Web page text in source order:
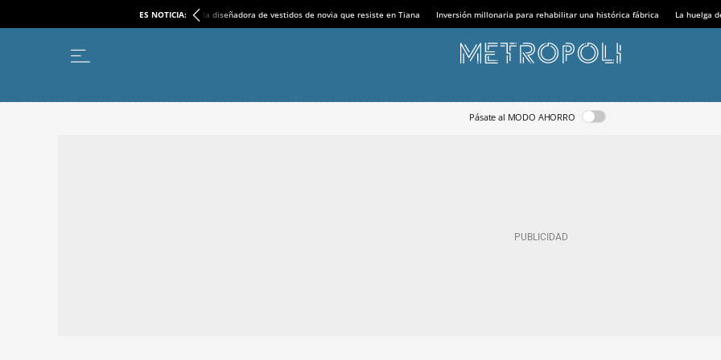
ES NOTICIA: la diseñadora de vestidos de novia que resiste en Tiana Inversión millonaria para rehabilitar una histórica fábrica La huelga
Pásate al MODO AHORRO